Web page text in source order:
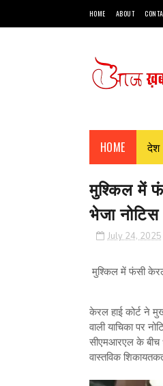
HOME ABOUT
HOME देश
मुश्किल में
भेजा नोटिस
July 24, 2025
मुश्किल में फंसी
केरल हाई कोर्ट ने
वाली याचिका पर
सीएमआरएल के बीच
वास्तविक